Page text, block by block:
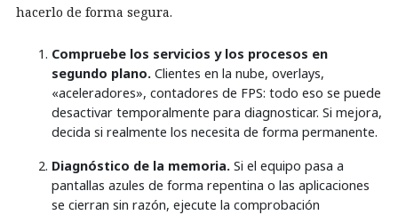
hacerlo de forma segura.
Compruebe los servicios y los procesos en
segundo plano. Clientes en la nube, overlays,
«aceleradores», contadores de FPS: todo eso se puede
desactivar temporalmente para diagnosticar. Si mejora,
decida si realmente los necesita de forma permanente.
Diagnóstico de la memoria. Si el equipo pasa a
pantallas azules de forma repentina o las aplicaciones
se cierran sin razón, ejecute la comprobación